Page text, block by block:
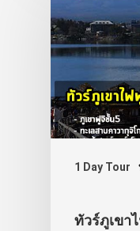
1 Day Tour
ทัวร์ภูเขา